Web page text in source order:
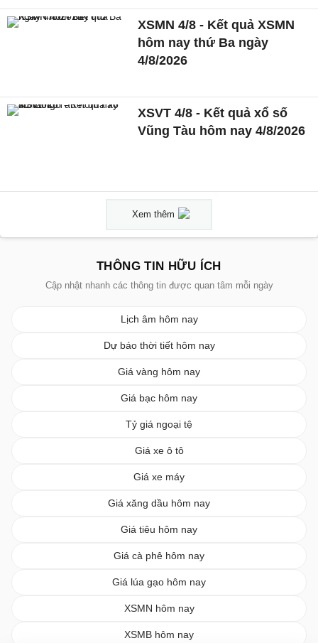
XSMN 4/8 - Kết quả XSMN
hôm nay thứ Ba ngày
4/8/2026
XSVT 4/8 - Kết quả xổ số
Vũng Tàu hôm nay 4/8/2026
Xem thêm
THÔNG TIN HỮU ÍCH
Cập nhật nhanh các thông tin được quan tâm mỗi ngày
Lịch âm hôm nay
Dự báo thời tiết hôm nay
Giá vàng hôm nay
Giá bạc hôm nay
Tỷ giá ngoại tệ
Giá xe ô tô
Giá xe máy
Giá xăng dầu hôm nay
Giá tiêu hôm nay
Giá cà phê hôm nay
Giá lúa gạo hôm nay
XSMN hôm nay
XSMB hôm nay